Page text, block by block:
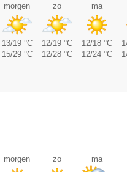
morgen zo ma
13/19 °C 12/19 °C 12/18 °C
15/29 °C 12/28 °C 12/24 °C
morgen zo ma